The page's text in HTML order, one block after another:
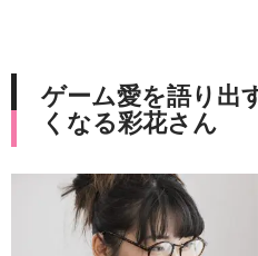
ゲーム愛を語り出
くなる彩花さん